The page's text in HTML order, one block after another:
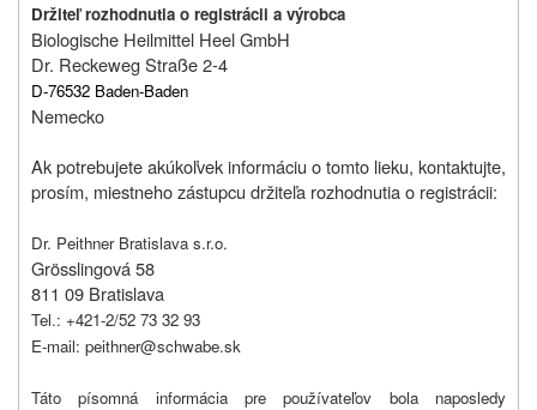
Držiteľ rozhodnutia o registrácii a výrobca
Biologische Heilmittel Heel GmbH
Dr. Reckeweg Straße 2-4
D-76532 Baden-Baden
Nemecko
Ak potrebujete akúkoľvek informáciu o tomto lieku, kontaktujte,
prosím, miestneho zástupcu držiteľa rozhodnutia o registrácii:
Dr. Peithner Bratislava s.r.o.
Grösslingová 58
811 09 Bratislava
Tel.: +421-2/52 73 32 93
E-mail: peithner@schwabe.sk
Táto písomná informácia pre používateľov bola naposledy